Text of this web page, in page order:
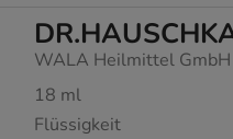
WALA Heilmittel
18 ml
Flüssigkeit